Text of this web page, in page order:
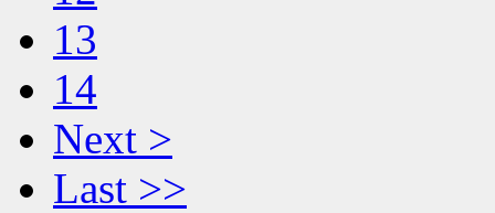
13
14
Next >
Last >>